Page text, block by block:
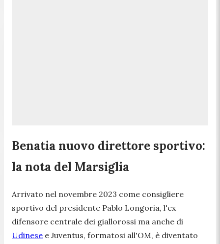
Benatia nuovo direttore sportivo:
la nota del Marsiglia
Arrivato nel novembre 2023 come consigliere
sportivo del presidente Pablo Longoria, l'ex
difensore centrale dei giallorossi ma anche di
Udinese e Juventus, formatosi all'OM, è diventato